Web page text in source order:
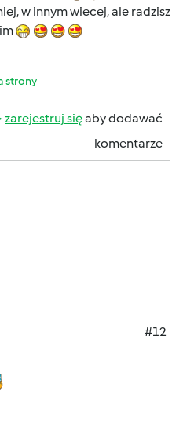
w innym wiecej, ale radzisz
strony
zarejestruj sięaby dodawać
komentarze
#12